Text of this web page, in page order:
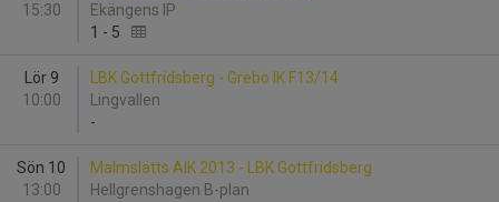
15:30
Ekängens IP
1 - 5
Lör 9
10:00
LBK Gottfridsberg - Grebo IK F13/14
Lingvallen
-
Sön 10
13:00
Malmslätts AIK 2013 - LBK Gottfridsberg
Hellgrenshagen B-plan